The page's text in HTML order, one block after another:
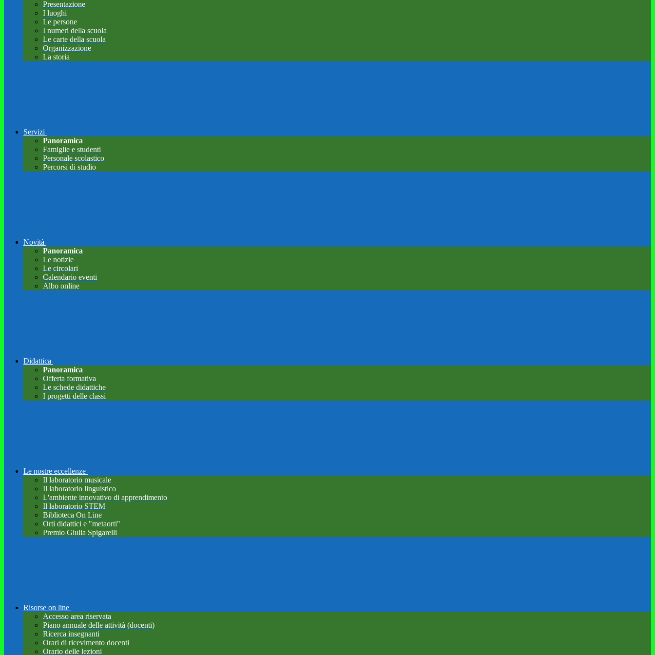
Presentazione
I luoghi
Le persone
I numeri della scuola
Le carte della scuola
Organizzazione
La storia
Servizi
Panoramica
Famiglie e studenti
Personale scolastico
Percorsi di studio
Novità
Panoramica
Le notizie
Le circolari
Calendario eventi
Albo online
Didattica
Panoramica
Offerta formativa
Le schede didattiche
I progetti delle classi
Le nostre eccellenze
Il laboratorio musicale
Il laboratorio linguistico
L'ambiente innovativo di apprendimento
Il laboratorio STEM
Biblioteca On Line
Orti didattici e "metaorti"
Premio Giulia Spigarelli
Risorse on line
Accesso area riservata
Piano annuale delle attività (docenti)
Ricerca insegnanti
Orari di ricevimento docenti
Orario delle lezioni